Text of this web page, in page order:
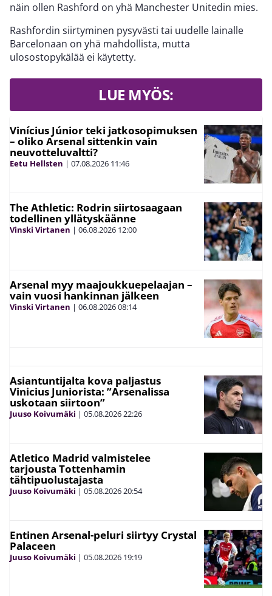
näin ollen Rashford on yhä Manchester Unitedin mies.
Rashfordin siirtyminen pysyvästi tai uudelle lainalle
Barcelonaan on yhä mahdollista, mutta
ulosostopykälää ei käytetty.
LUE MYÖS:
Vinícius Júnior teki jatkosopimuksen
– oliko Arsenal sittenkin vain
neuvotteluvaltti?
Eetu Hellsten | 07.08.2026 11:46
The Athletic: Rodrin siirtosaagaan
todellinen yllätyskäänne
Vinski Virtanen | 06.08.2026 12:00
Arsenal myy maajoukkuepelaajan –
vain vuosi hankinnan jälkeen
Vinski Virtanen | 06.08.202608:14
Asiantuntijalta kova paljastus
Vinicius Juniorista: ”Arsenalissa
uskotaan siirtoon”
Juuso Koivumäki | 05.08.202622:26
Atletico Madrid valmistelee
tarjousta Tottenhamin
tähtipuolustajasta
Juuso Koivumäki | 05.08.202620:54
Entinen Arsenal-peluri siirtyy Crystal
Palaceen
Juuso Koivumäki | 05.08.2026 19:19